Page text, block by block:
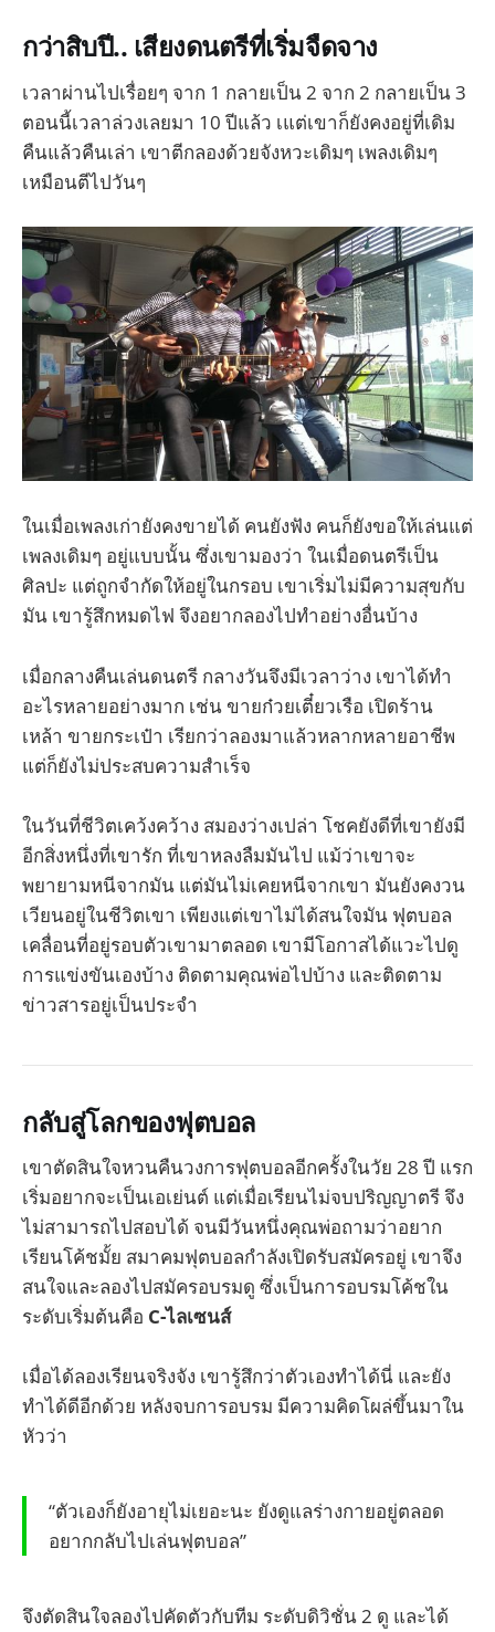
กว่าสิบปี.. เสียงดนตรีที่เริ่มจืดจาง
เวลาผ่านไปเรื่อยๆ จาก 1 กลายเป็น 2 จาก 2 กลายเป็น 3
ตอนนี้เวลาล่วงเลยมา 10 ปีแล้ว เแต่เขาก็ยังคงอยู่ที่เดิม
คืนแล้วคืนเล่า เขาตีกลองด้วยจังหวะเดิมๆ เพลงเดิมๆ
เหมือนตีไปวันๆ
ในเมื่อเพลงเก่ายังคงขายได้ คนยังฟัง คนก็ยังขอให้เล่นแต่
เพลงเดิมๆ อยู่แบบนั้น ซึ่งเขามองว่า ในเมื่อดนตรีเป็น
ศิลปะ แต่ถูกจำกัดให้อยู่ในกรอบ เขาเริ่มไม่มีความสุขกับ
มัน เขารู้สึกหมดไฟ จึงอยากลองไปทำอย่างอื่นบ้าง
เมื่อกลางคืนเล่นดนตรี กลางวันจึงมีเวลาว่าง เขาได้ทำ
อะไรหลายอย่างมาก เช่น ขายก๋วยเตี๋ยวเรือ เปิดร้าน
เหล้า ขายกระเป๋า เรียกว่าลองมาแล้วหลากหลายอาชีพ
แต่ก็ยังไม่ประสบความสำเร็จ
ในวันที่ชีวิตเคว้งคว้าง สมองว่างเปล่า โชคยังดีที่เขายังมี
อีกสิ่งหนึ่งที่เขารัก ที่เขาหลงลืมมันไป แม้ว่าเขาจะ
พยายามหนีจากมัน แต่มันไม่เคยหนีจากเขา มันยังคงวน
เวียนอยู่ในชีวิตเขา เพียงแต่เขาไม่ได้สนใจมัน ฟุตบอล
เคลื่อนที่อยู่รอบตัวเขามาตลอด เขามีโอกาสได้แวะไปดู
การแข่งขันเองบ้าง ติดตามคุณพ่อไปบ้าง และติดตาม
ข่าวสารอยู่เป็นประจำ
กลับสู่โลกของฟุตบอล
เขาตัดสินใจหวนคืนวงการฟุตบอลอีกครั้งในวัย 28 ปี แรก
เริ่มอยากจะเป็นเอเย่นต์ แต่เมื่อเรียนไม่จบปริญญาตรี จึง
ไม่สามารถไปสอบได้ จนมีวันหนึ่งคุณพ่อถามว่าอยาก
เรียนโค้ชมั้ย สมาคมฟุตบอลกำลังเปิดรับสมัครอยู่ เขาจึง
สนใจและลองไปสมัครอบรมดู ซึ่งเป็นการอบรมโค้ชใน
ระดับเริ่มต้นคือ C-ไลเซนส์
เมื่อได้ลองเรียนจริงจัง เขารู้สึกว่าตัวเองทำได้นี่ และยัง
ทำได้ดีอีกด้วย หลังจบการอบรม มีความคิดโผล่ขึ้นมาใน
หัวว่า
“ตัวเองก็ยังอายุไม่เยอะนะ ยังดูแลร่างกายอยู่ตลอด
อยากกลับไปเล่นฟุตบอล”
จึงตัดสินใจลองไปคัดตัวกับทีม ระดับดิวิชั่น 2 ดู และได้